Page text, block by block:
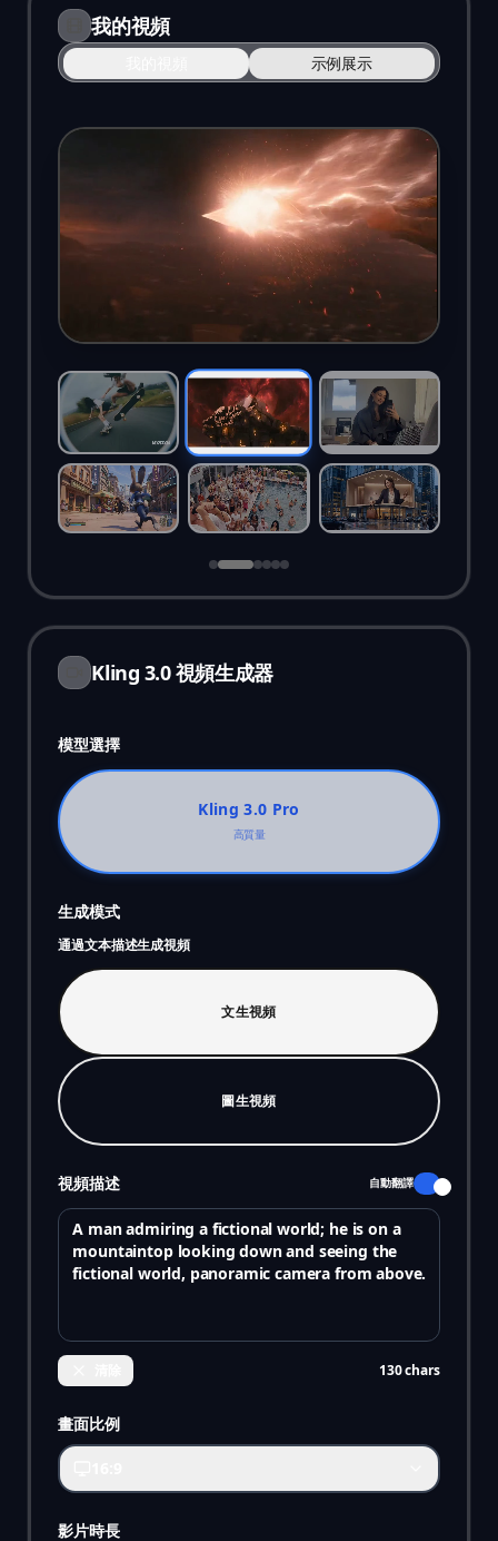
Kling 3.0 視頻生成器
模型選擇
Kling 3.0 Pro
高質量
生成模式
通過文本描述生成視頻
文生視頻
圖生視頻
視頻描述 自動翻譯
130chars
畫面比例
影片時長
我的視頻
示例展示